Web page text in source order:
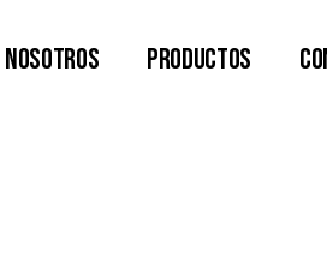
Nosotros Productos